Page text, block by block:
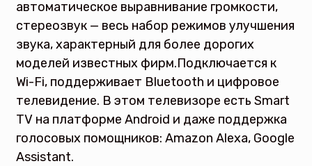
автоматическое выравнивание громкости,
стереозвук — весь набор режимов улучшения
звука, характерный для более дорогих
моделей известных фирм.Подключается к
Wi-Fi, поддерживает Bluetooth и цифровое
телевидение. В этом телевизоре есть Smart
TV на платформе Android и даже поддержка
голосовых помощников: Amazon Alexa, Google
Assistant.